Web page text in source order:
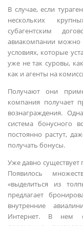
В случае, если
нескольких
субагентским
авиакомпании можно
условиях, которые
уже не так суровы,
как и агенты на
Получают они
компания получает
вознаграждения.
система бонусного
постоянно растут,
получать бонусы.
Уже давно существует
Появилось
«выделиться из
предлагает
внутренние
Интернет. В нем